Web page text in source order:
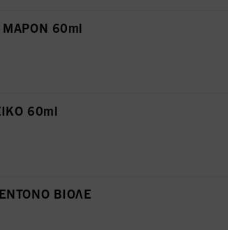
ΜΑΡΟΝ 60ml
60ml
ΕΝΤΟΝΟ ΒΙΟΛΕ